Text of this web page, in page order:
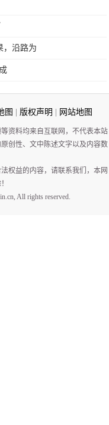
，沿路为
图 版权声明 网站地图
资料均来自互联网，不代表本站
创性、文中陈述文字以及内容数
权益的内容，请联系我们，本网
All rights reserved.